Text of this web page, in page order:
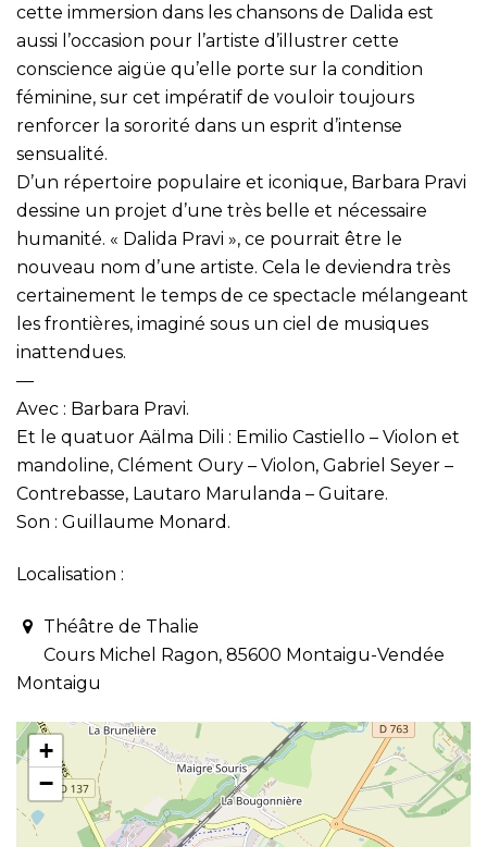
cette immersion dans les chansons de Dalida est
aussi l’occasion pour l’artiste d’illustrer cette
conscience aigüe qu’elle porte sur la condition
féminine, sur cet impératif de vouloir toujours
renforcer la sororité dans un esprit d’intense
sensualité.
D’un répertoire populaire et iconique, Barbara Pravi
dessine un projet d’une très belle et nécessaire
humanité. « Dalida Pravi », ce pourrait être le
nouveau nom d’une artiste. Cela le deviendra très
certainement le temps de ce spectacle mélangeant
les frontières, imaginé sous un ciel de musiques
inattendues.
—
Avec : Barbara Pravi.
Et le quatuor Aälma Dili : Emilio Castiello – Violon et
mandoline, Clément Oury – Violon, Gabriel Seyer –
Contrebasse, Lautaro Marulanda – Guitare.
Son : Guillaume Monard.
Localisation :
Théâtre de Thalie
Cours Michel Ragon, 85600 Montaigu-Vendée
Montaigu
+
−